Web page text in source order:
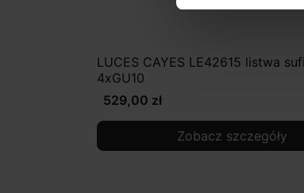
LUCES CAYES LE42615 listwa
4xGU10
529,00 zł
Zobacz szczegóły